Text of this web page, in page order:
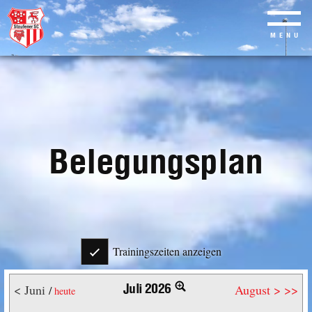
Skip
to
MENU
Belegungsplan
Trainingszeiten anzeigen
< Juni/heute Juli 2026 August > >>